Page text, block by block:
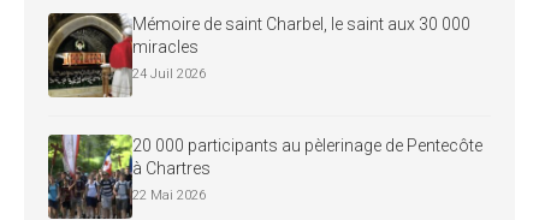
Mémoire de saint Charbel, le saint aux 30 000
miracles
24 Juil 2026
20 000 participants au pèlerinage de Pentecôte
à Chartres
22 Mai 2026